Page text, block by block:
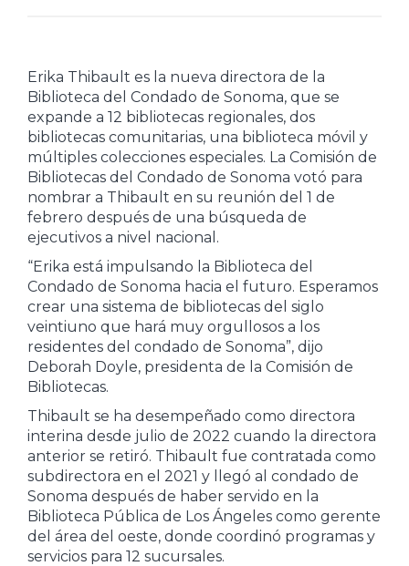
Erika Thibault es la nueva directora de la
Biblioteca del Condado de Sonoma, que se
expande a 12 bibliotecas regionales, dos
bibliotecas comunitarias, una biblioteca móvil y
múltiples colecciones especiales. La Comisión de
Bibliotecas del Condado de Sonoma votó para
nombrar a Thibault en su reunión del 1 de
febrero después de una búsqueda de
ejecutivos a nivel nacional.
“Erika está impulsando la Biblioteca del
Condado de Sonoma hacia el futuro. Esperamos
crear una sistema de bibliotecas del siglo
veintiuno que hará muy orgullosos a los
residentes del condado de Sonoma”, dijo
Deborah Doyle, presidenta de la Comisión de
Bibliotecas.
Thibault se ha desempeñado como directora
interina desde julio de 2022 cuando la directora
anterior se retiró. Thibault fue contratada como
subdirectora en el 2021 y llegó al condado de
Sonoma después de haber servido en la
Biblioteca Pública de Los Ángeles como gerente
del área del oeste, donde coordinó programas y
servicios para 12 sucursales.